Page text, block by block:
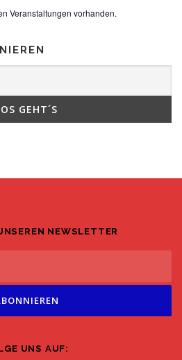
Veranstaltungen vorhanden.
NEWSLETTER
UNS AUF: